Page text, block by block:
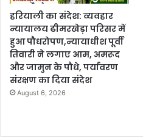
हरियाली का संदेश: व्यवहार
न्यायालय ढीमरखेड़ा परिसर में
हुआ पौधरोपण,न्यायाधीश पूर्वी
तिवारी ने लगाए आम, अमरूद
और जामुन के पौधे, पर्यावरण
संरक्षण का दिया संदेश
August 6, 2026